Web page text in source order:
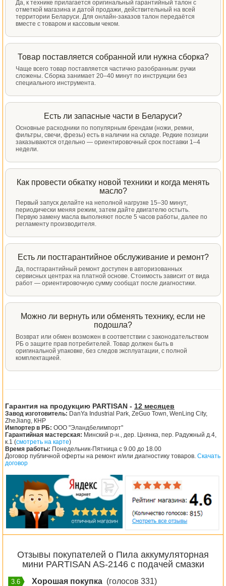
Да, к технике прилагается оригинальный гарантийный талон с
отметкой магазина и датой продажи, действительный на всей
территории Беларуси. Для онлайн-заказов талон передаётся
вместе с товаром и кассовым чеком.
Товар поставляется собранной или нужна сборка?
Чаще всего товар поставляется частично разобранным: ручки
сложены. Сборка занимает 20–40 минут по инструкции без
специального инструмента.
Есть ли запасные части в Беларуси?
Основные расходники по популярным брендам (ножи, ремни,
фильтры, свечи, фрезы) есть в наличии на складе. Редкие позиции
заказываются отдельно — ориентировочный срок поставки 1–4
недели.
Как провести обкатку новой техники и когда менять
масло?
Первый запуск делайте на неполной нагрузке 15–30 минут,
периодически меняя режим, затем дайте двигателю остыть.
Первую замену масла выполняют после 5 часов работы, далее по
регламенту производителя.
Есть ли постгарантийное обслуживание и ремонт?
Да, постгарантийный ремонт доступен в авторизованных
сервисных центрах на платной основе. Стоимость зависит от вида
работ — ориентировочную сумму сообщат после диагностики.
Можно ли вернуть или обменять технику, если не
подошла?
Возврат или обмен возможен в соответствии с законодательством
РБ о защите прав потребителей. Товар должен быть в
оригинальной упаковке, без следов эксплуатации, с полной
комплектацией.
Гарантия на продукцию PARTISAN - 12 месяцев
Завод изготовитель: DanYa Industrial Park, ZeGuo Town, WenLing City,
ZheJiang, КНР
Импортер в РБ: ООО "Эландбелимпорт"
Гарантийная мастерская: Минский р-н., дер. Цнянка, пер. Радужный д.4,
к.1 (смотреть на карте)
Время работы: Понедельник-Пятница с 9.00 до 18.00
Договор публичной оферты на ремонт и/или диагностику товаров. Скачать
договор
Отзывы покупателей о Пила аккумуляторная
мини PARTISAN AS-2146 с подачей смазки
3.6 Хорошая покупка (голосов 331)